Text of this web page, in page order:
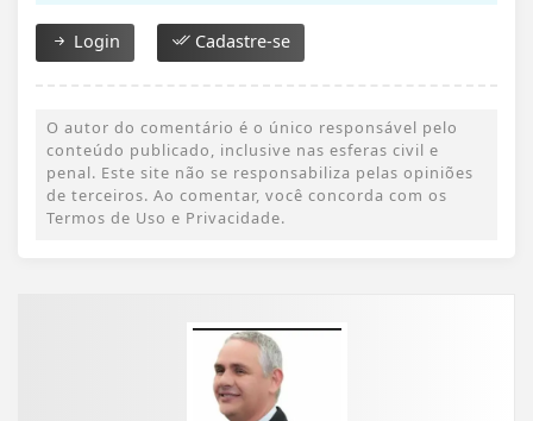
Login Cadastre-se
O autor do comentário é o único responsável pelo
conteúdo publicado, inclusive nas esferas civil e
penal. Este site não se responsabiliza pelas opiniões
de terceiros. Ao comentar, você concorda com os
Termos de Uso e Privacidade.